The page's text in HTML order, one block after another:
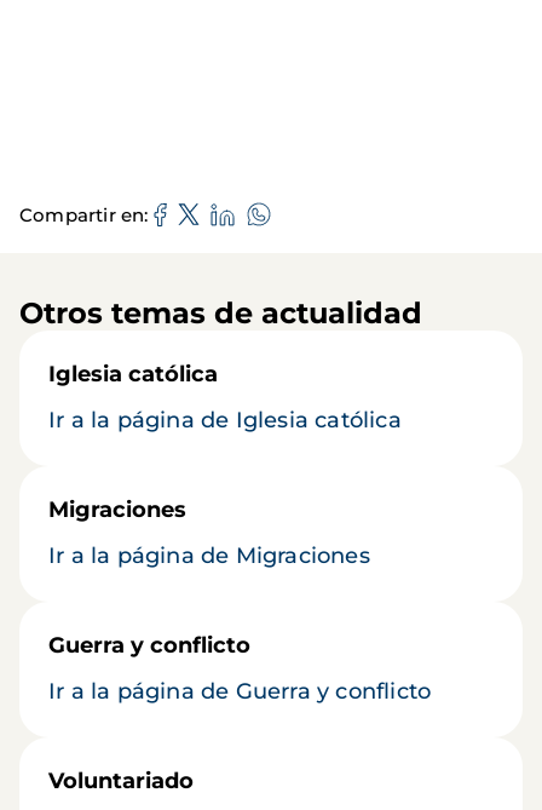
Compartir en
Otros temas de actualidad
Iglesia católica
Ir a la página de Iglesia católica
Migraciones
Ir a la página de Migraciones
Guerra y conflicto
Ir a la página de Guerra y conflicto
Voluntariado